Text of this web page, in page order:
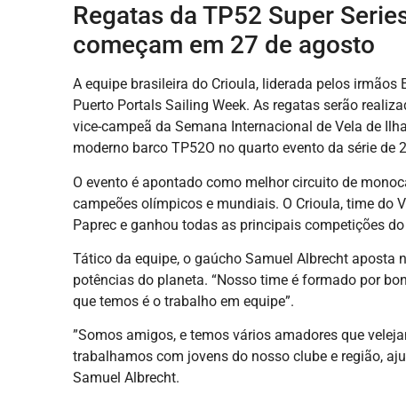
Regatas da TP52 Super
começam em 27 de agosto
A equipe brasileira do Crioula, liderada pelos irmãos
Puerto Portals Sailing Week. As regatas serão
vice-campeã da Semana Internacional de Vela de
moderno barco TP52O no quarto evento da série de
O evento é apontado como melhor circuito de
campeões olímpicos e mundiais. O Crioula, time do
Paprec e ganhou todas as principais competições
Tático da equipe, o gaúcho Samuel Albrecht
potências do planeta. “Nosso time é formado por
que temos é o trabalho em equipe”.
”Somos amigos, e temos vários amadores que
trabalhamos com jovens do nosso clube e região,
Samuel Albrecht.